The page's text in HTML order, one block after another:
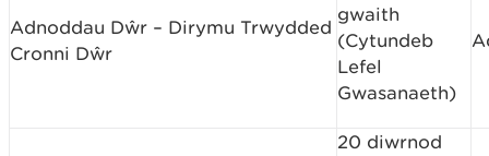
Adnoddau Dŵr – Dirymu Trwydded
Cronni Dŵr
gwaith
(Cytundeb
Lefel
Gwasanaeth)
20 diwrnod